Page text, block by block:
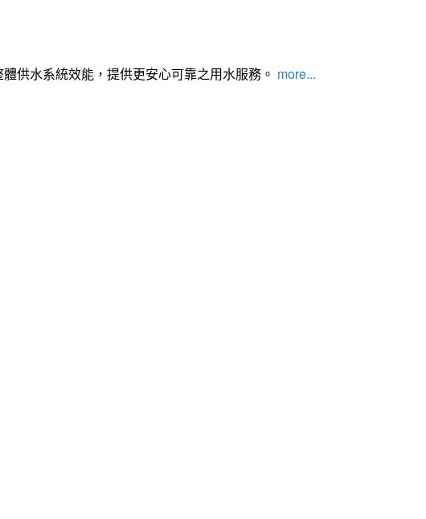
供水系統效能，提供更安心可靠之用水服務。 more...